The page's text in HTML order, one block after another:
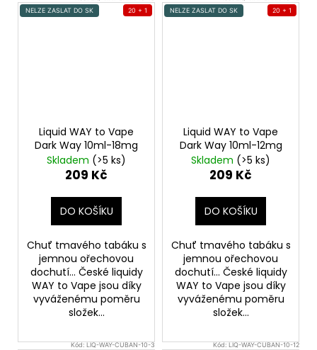
NELZE ZASLAT DO SK
20 + 1
Liquid WAY to Vape
Dark Way 10ml-18mg
Skladem (>5 ks)
209 Kč
DO KOŠÍKU
Chuť tmavého tabáku s
jemnou ořechovou
dochutí... České liquidy
WAY to Vape jsou díky
vyváženému poměru
složek...
NELZE ZASLAT DO SK
20 + 1
Liquid WAY to Vape
Dark Way 10ml-12mg
Skladem (>5 ks)
209 Kč
DO KOŠÍKU
Chuť tmavého tabáku s
jemnou ořechovou
dochutí... České liquidy
WAY to Vape jsou díky
vyváženému poměru
složek...
Kód: LIQ-WAY-CUBAN-10-3
Kód: LIQ-WAY-CUBAN-10-12